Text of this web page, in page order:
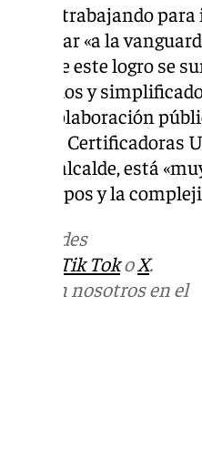
trabajando
estar «a la
que este logro se
y
de colaboración
el alcalde, está
tiempos y la
en las redes
Tik TokoX.
con nosotros en el